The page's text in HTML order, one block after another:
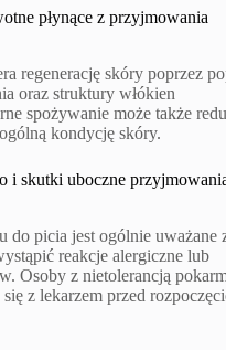
płynące z przyjmowania
regenerację skóry poprzez
oraz struktury włókien
spożywanie może także
kondycję skóry.
i skutki uboczne
do picia jest ogólnie uważane
reakcje alergiczne lub
Osoby z nietolerancją
z lekarzem przed